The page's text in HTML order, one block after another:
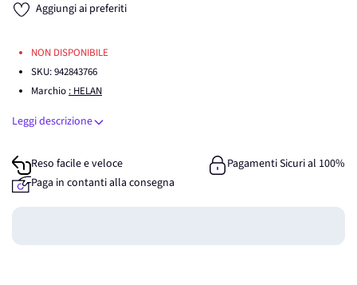
Aggiungi ai preferiti
NON DISPONIBILE
SKU:942843766
Marchio : HELAN
Leggi descrizione
Reso facile e veloce
Pagamenti Sicuri al 100%
Paga in contanti alla consegna